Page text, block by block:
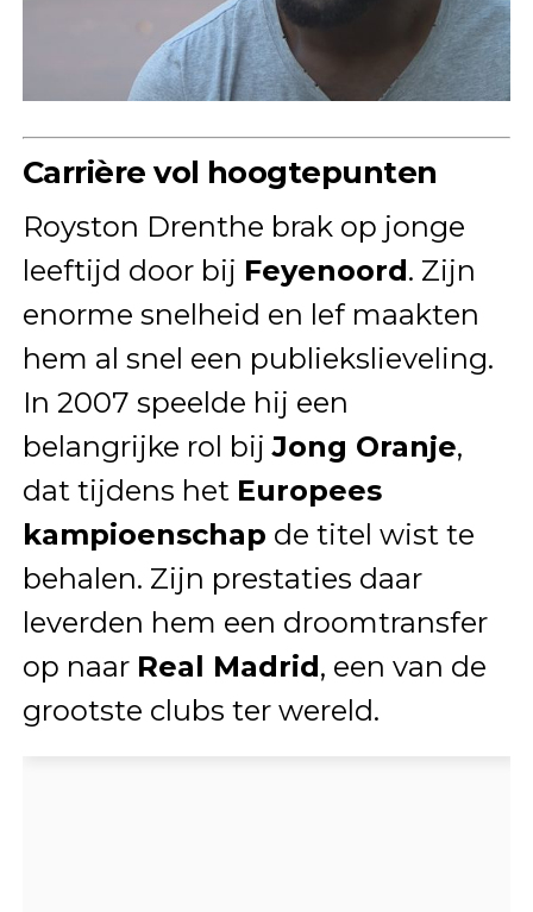
Carrière vol hoogtepunten
Royston Drenthe brak op jonge
leeftijd door bij Feyenoord. Zijn
enorme snelheid en lef maakten
hem al snel een publiekslieveling.
In 2007 speelde hij een
belangrijke rol bijJong Oranje,
dat tijdens het Europees
kampioenschap de titel wist te
behalen. Zijn prestaties daar
leverden hem een droomtransfer
op naar Real Madrid, een van de
grootste clubs ter wereld.